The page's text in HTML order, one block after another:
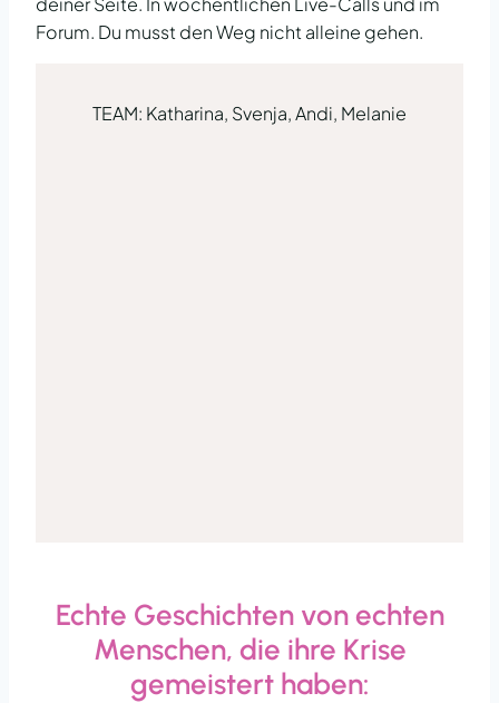
Forum. Du musst den Weg nicht alleine gehen.
TEAM: Katharina, Svenja, Andi, Melanie
Echte Geschichten von echten
Menschen, die ihre Krise
gemeistert haben: